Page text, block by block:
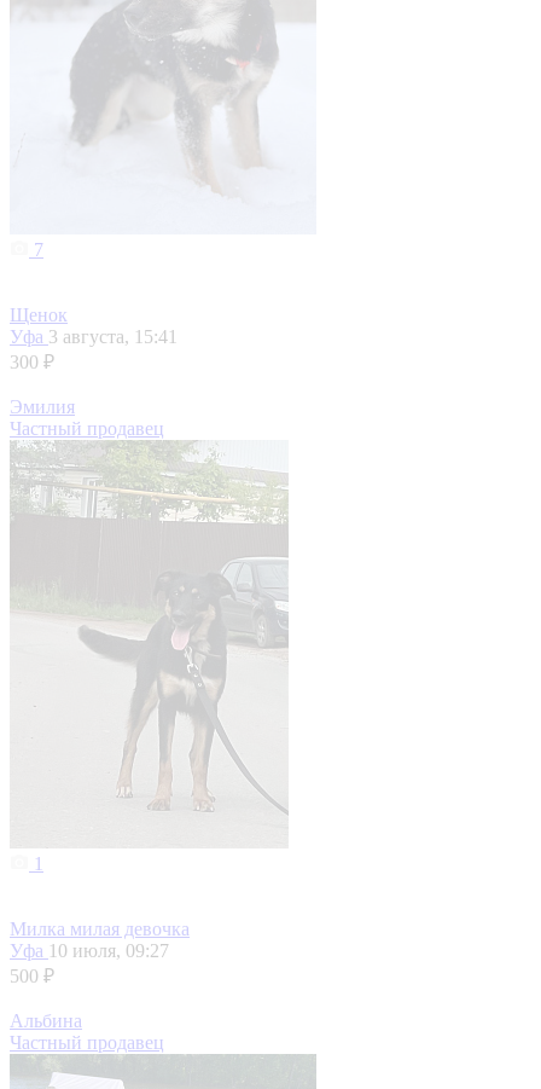
7
Щенок
Уфа 3 августа, 15:41
300 ₽
Эмилия
Частный продавец
1
Милка милая девочка
Уфа 10 июля, 09:27
500 ₽
Альбина
Частный продавец